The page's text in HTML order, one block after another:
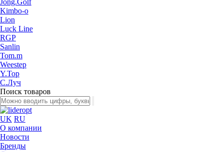
Jong.Golf
Kimbo-o
Lion
Luck Line
RGP
Sanlin
Tom.m
Weestep
Y.Top
С.Луч
Поиск товаров
UK RU
О компании
Новости
Бренды